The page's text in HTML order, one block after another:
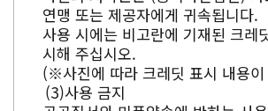
연맹 또는 제공자에게 귀속됩니다.
사용 시에는 비고란에 기재된 크레
시해 주십시오.
(※사진에 따라 크레딧 표시 내용이
사용 금지